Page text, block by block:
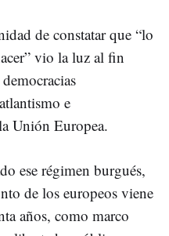
de constatar que “lo
vio la luz al fin
e
Unión Europea.
ese régimen burgués,
de los europeos viene
años, como marco